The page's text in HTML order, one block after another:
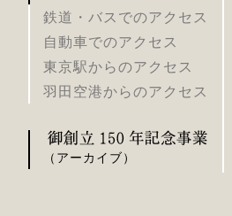
鉄道・バスでのアクセス
自動車でのアクセス
東京駅からのアクセス
羽田空港からのアクセス
（アーカイブ）